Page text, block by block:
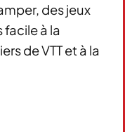
des jeux
facile à la
de VTT et à la